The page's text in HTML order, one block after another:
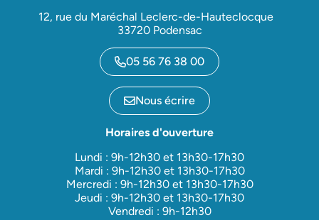
12, rue du Maréchal Leclerc-de-Hauteclocque
33720 Podensac
05 56 76 38 00
Nous écrire
Horaires d'ouverture
Lundi : 9h-12h30 et 13h30-17h30
Mardi : 9h-12h30 et 13h30-17h30
Mercredi : 9h-12h30 et 13h30-17h30
Jeudi : 9h-12h30 et 13h30-17h30
Vendredi : 9h-12h30